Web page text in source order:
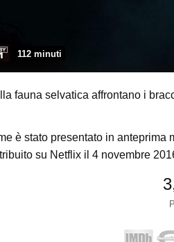
112 minuti
fauna selvatica affrontano i
è stato presentato in anteprima
su Netflix il 4 novembre